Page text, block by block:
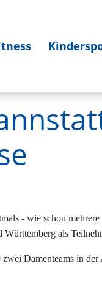
- wie schon
als
Damenteams in